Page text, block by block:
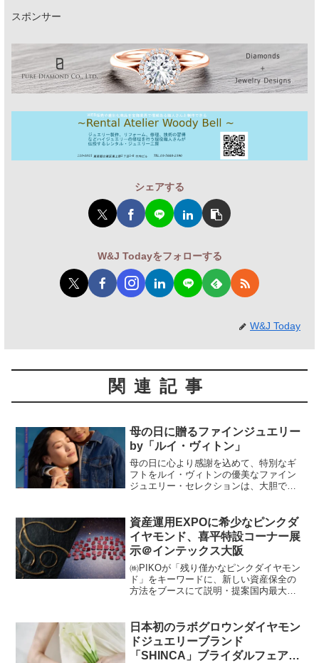
スポンサー
シェアする
W&J Todayをフォローする
W&J Today
関連記事
母の日に贈るファインジュエリー
by「ルイ・ヴィトン」
母の日に心より感謝を込めて、特別なギ
フトをルイ・ヴィトンの優美なファイン
ジュエリー・セレクションは、大胆でア
フトにぴったりのアイテムが揃います。
リング 「ル ダミエ ド...
資産運用EXPOに希少なピンクダ
イヤモンド、喜平特設コーナー展
示＠インテックス大阪
㈱PIKOが「残り僅かなピンクダイヤモン
ド」をキーワードに、新しい資産保全の
方法をブースにて説明・提案国内最大級
BIJOUPIKO（読み：ビジュピコ）グルー
プ株式会社...
日本初のラボグロウンダイヤモン
ドジュエリーブランド
「SHINCA」ブライダルフェアを